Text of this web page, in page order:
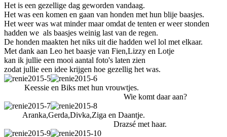
Het is een gezellige dag geworden vandaag.
Het was een komen en gaan van honden met hun blije baasjes.
Het weer was wat minder maar omdat de tenten er weer stonden
hadden we als baasjes weinig last van de regen.
De honden maakten het niks uit die hadden wel lol met elkaar.
Met dank aan Leo het baasje van Fien,Lizzy en Lotje
kan ik jullie een mooi aantal foto's laten zien
zodat jullie een idee krijgen hoe gezellig het was.
Keessie en Biks met hun vrouwtjes.
Wie komt daar aan?
Aranka,Gerda,Divka,Ziga en Daantje.
Drazsé met haar.